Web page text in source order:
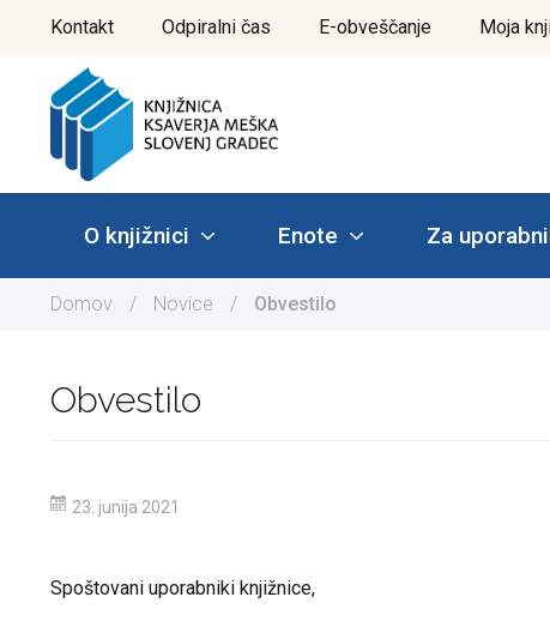
Kontakt Odpiralni čas E-obveščanje Moja
O knjižnici Enote Za
Domov / Novice / Obvestilo
Obvestilo
23. junija 2021
Spoštovani uporabniki knjižnice,